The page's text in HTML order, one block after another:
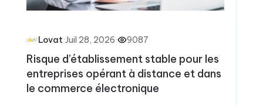
Lovat·Juil 28, 2026· 9087
Risque d’établissement stable pour les
entreprises opérant à distance et dans
le commerce électronique